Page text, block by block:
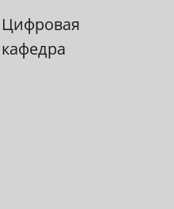
Цифровая
кафедра